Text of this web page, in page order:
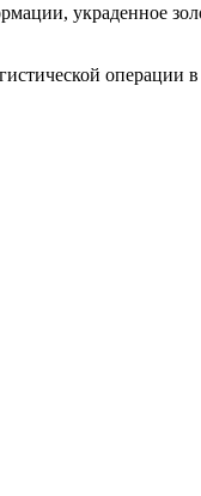
украденное
операции